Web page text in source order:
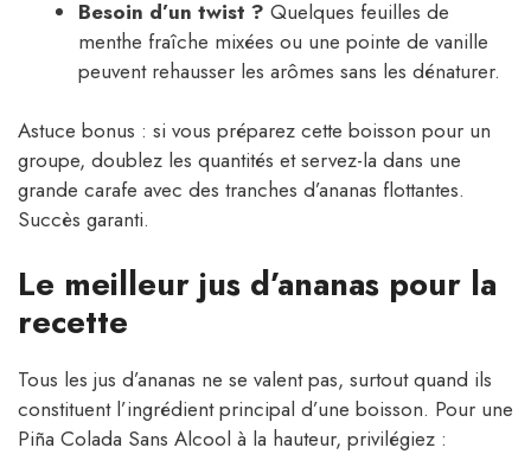
Besoin d’un twist ? Quelques feuilles de
menthe fraîche mixées ou une pointe de vanille
peuvent rehausser les arômes sans les dénaturer.
Astuce bonus : si vous préparez cette boisson pour un
groupe, doublez les quantités et servez-la dans une
grande carafe avec des tranches d’ananas flottantes.
Succès garanti.
Le meilleur jus d’ananas pour la
recette
Tous les jus d’ananas ne se valent pas, surtout quand ils
constituent l’ingrédient principal d’une boisson. Pour une
Piña Colada Sans Alcool à la hauteur, privilégiez :